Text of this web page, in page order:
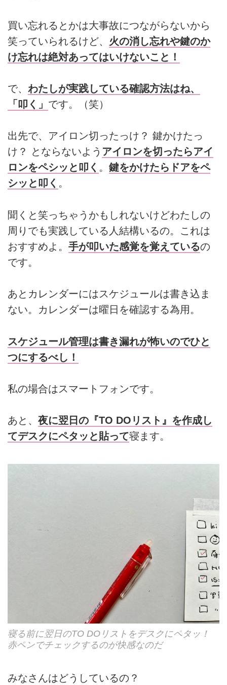
買い忘れるとかは大事故につながらないから
笑っていられるけど、 火の消し忘れや鍵のか
け忘れは絶対あってはいけないこと！
で、 わたしが実践している確認方法はね、
「叩く」 です。（笑）
出先で、アイロン切ったっけ？ 鍵かけたっ
け？ とならないよう アイロンを切ったらアイ
ロンをペシッと叩く 。 鍵をかけたらドアをペ
シッと叩く 。
聞くと笑っちゃうかもしれないけどわたしの
周りでも実践している人結構いるの。これは
おすすめよ。 手が叩いた感覚を覚えているの
です。
あとカレンダーにはスケジュールは書き込ま
ない。カレンダーは曜日を確認する為用。
スケジュール管理は書き漏れが怖いのでひと
つにするべし！
私の場合はスマートフォンです。
あと、 夜に翌日の『TO DOリスト』を作成し
てデスクにペタッと貼って寝ます。
寝る前に翌日のTO DOリストをデスクにペタッ！
赤ペンでチェックするのが快感なのだ
みなさんはどうしているの？